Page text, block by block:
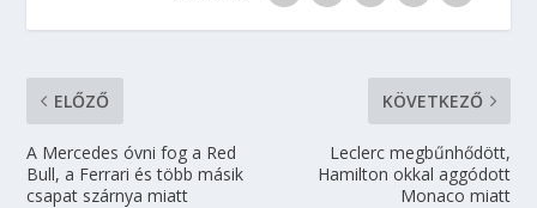
ELŐZŐ
A Mercedes óvni fog a Red
Bull, a Ferrari és több másik
csapat szárnya miatt
KÖVETKEZŐ
Leclerc megbűnhődött,
Hamilton okkal aggódott
Monaco miatt